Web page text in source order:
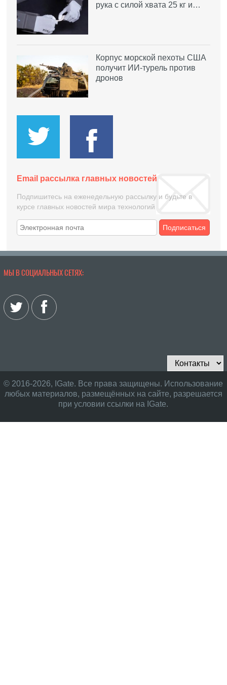
рука с силой хвата 25 кг и…
Корпус морской пехоты США
получит ИИ-турель против
дронов
Email рассылка главных новостей
Подпишитесь на еженедельную рассылку и будьте в
курсе главных новостей мира технологий
Подписаться
МЫ В СОЦИАЛЬНЫХ СЕТЯХ:
© 2016-2026, IGate. Все права защищены. Использование
любых материалов, размещённых на сайте, разрешается
при условии ссылки на IGate.